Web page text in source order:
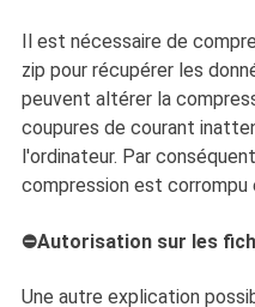
Il est nécessaire de
zip pour récupérer les
peuvent altérer la
coupures de courant
l'ordinateur. Par
compression est corrompu
⛔Autorisation sur les
Une autre explication